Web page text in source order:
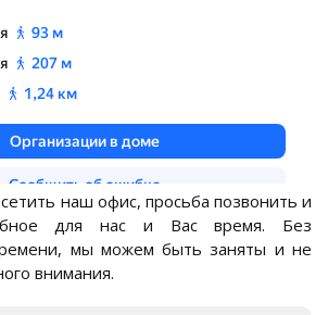
наш офис, просьба позвонить и
для нас и Вас время. Без
мы можем быть заняты и не
внимания.